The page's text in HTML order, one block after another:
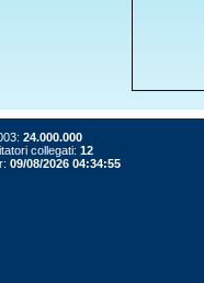
24.000.000
collegati: 12
09/08/2026 04:34:55